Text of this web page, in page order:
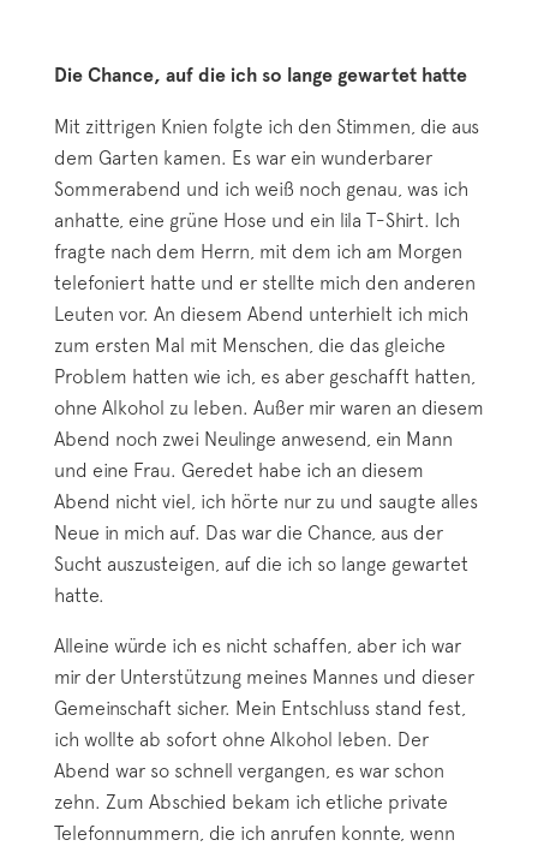
Die Chance, auf die ich so lange gewartet hatte
Mit zittrigen Knien folgte ich den Stimmen, die aus
dem Garten kamen. Es war ein wunderbarer
Sommerabend und ich weiß noch genau, was ich
anhatte, eine grüne Hose und ein lila T-Shirt. Ich
fragte nach dem Herrn, mit dem ich am Morgen
telefoniert hatte und er stellte mich den anderen
Leuten vor. An diesem Abend unterhielt ich mich
zum ersten Mal mit Menschen, die das gleiche
Problem hatten wie ich, es aber geschafft hatten,
ohne Alkohol zu leben. Außer mir waren an diesem
Abend noch zwei Neulinge anwesend, ein Mann
und eine Frau. Geredet habe ich an diesem
Abend nicht viel, ich hörte nur zu und saugte alles
Neue in mich auf. Das war die Chance, aus der
Sucht auszusteigen, auf die ich so lange gewartet
hatte.
Alleine würde ich es nicht schaffen, aber ich war
mir der Unterstützung meines Mannes und dieser
Gemeinschaft sicher. Mein Entschluss stand fest,
ich wollte ab sofort ohne Alkohol leben. Der
Abend war so schnell vergangen, es war schon
zehn. Zum Abschied bekam ich etliche private
Telefonnummern, die ich anrufen konnte, wenn